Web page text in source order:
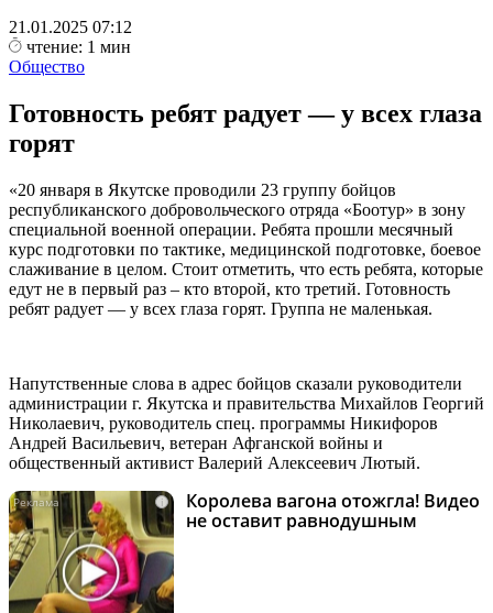
21.01.2025 07:12
чтение: 1 мин
Общество
Готовность ребят радует — у всех глаза
горят
«20 января в Якутске проводили 23 группу бойцов
республиканского добровольческого отряда «Боотур» в зону
специальной военной операции. Ребята прошли месячный
курс подготовки по тактике, медицинской подготовке, боевое
слаживание в целом. Стоит отметить, что есть ребята, которые
едут не в первый раз – кто второй, кто третий. Готовность
ребят радует — у всех глаза горят. Группа не маленькая.
Напутственные слова в адрес бойцов сказали руководители
администрации г. Якутска и правительства Михайлов Георгий
Николаевич, руководитель спец. программы Никифоров
Андрей Васильевич, ветеран Афганской войны и
общественный активист Валерий Алексеевич Лютый.
i
Королева вагона отожгла! Видео
не оставит равнодушным